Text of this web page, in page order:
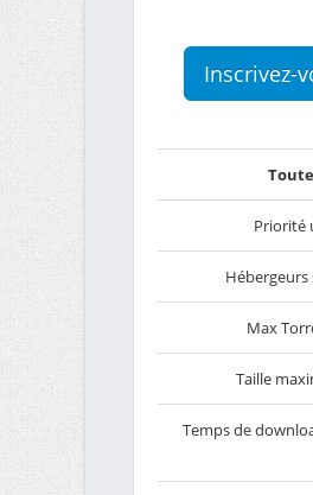
Inscrivez-
Priorité
Hébergeurs
Max
Taille
Temps de